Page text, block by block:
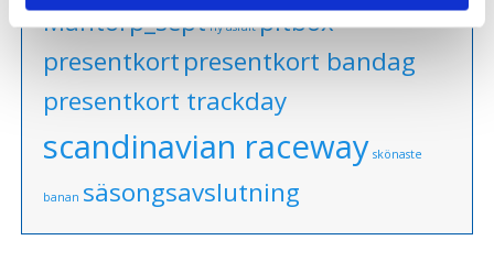
Mantorp_sept ny asfalt pitbox
presentkortpresentkort bandag
presentkort trackday
scandinavian raceway skönaste
banan säsongsavslutning